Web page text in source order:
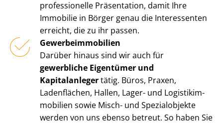
professionelle Präsentation, damit Ihre
Immobilie in Börger genau die Interessenten
erreicht, die zu ihr passen.
Ge­wer­be­im­mo­bi­li­en
Darüber hinaus sind wir auch für
gewerbliche Eigentümer und
Kapitalanlegertätig. Büros, Praxen,
Ladenflächen, Hallen, Lager- und Lo­gis­tik­im­
mo­bi­li­en sowie Misch- und Spezialobjekte
werden von uns ebenso betreut. So haben Sie